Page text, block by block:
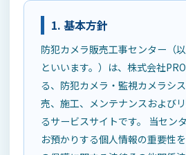
1. 基本方針
防犯カメラ販売工事センター（
といいます。）は、株式会社
る、防犯カメラ・監視カメラシ
売、施工、メンテナンスおよび
るサービスサイトです。 当セン
お預かりする個人情報の重要性